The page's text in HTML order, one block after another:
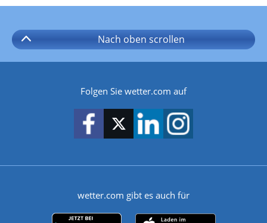
Nach oben scrollen
Folgen Sie wetter.com auf
wetter.com gibt es auch für